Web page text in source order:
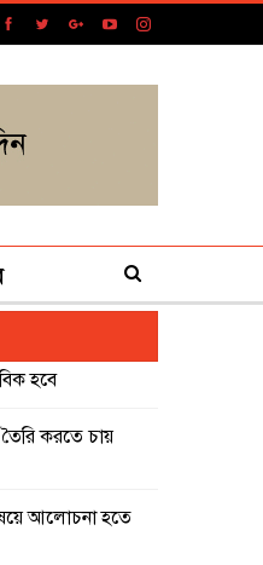
হবে
করতে চায়
বিষয়ে আলোচনা হতে